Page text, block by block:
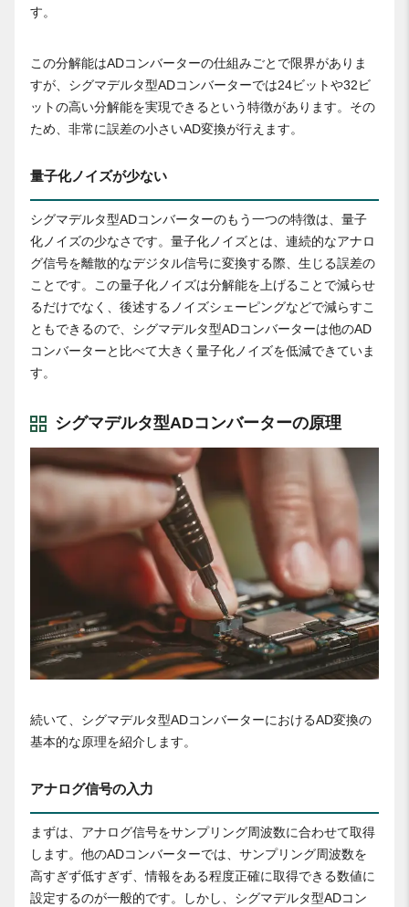
す。
この分解能はADコンバーターの仕組みごとで限界がありま
すが、シグマデルタ型ADコンバーターでは24ビットや32ビ
ットの高い分解能を実現できるという特徴があります。その
ため、非常に誤差の小さいAD変換が行えます。
量子化ノイズが少ない
シグマデルタ型ADコンバーターのもう一つの特徴は、量子
化ノイズの少なさです。量子化ノイズとは、連続的なアナロ
グ信号を離散的なデジタル信号に変換する際、生じる誤差の
ことです。この量子化ノイズは分解能を上げることで減らせ
るだけでなく、後述するノイズシェーピングなどで減らすこ
ともできるので、シグマデルタ型ADコンバーターは他のAD
コンバーターと比べて大きく量子化ノイズを低減できていま
す。
シグマデルタ型ADコンバーターの原理
続いて、シグマデルタ型ADコンバーターにおけるAD変換の
基本的な原理を紹介します。
アナログ信号の入力
まずは、アナログ信号をサンプリング周波数に合わせて取得
します。他のADコンバーターでは、サンプリング周波数を
高すぎず低すぎず、情報をある程度正確に取得できる数値に
設定するのが一般的です。しかし、シグマデルタ型ADコン